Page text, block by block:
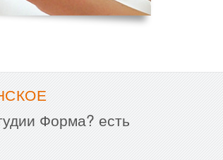
Форма? есть